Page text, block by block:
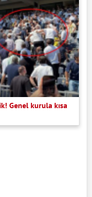
Genel kurula kısa